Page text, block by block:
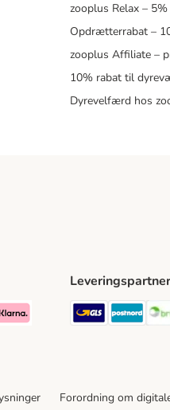
zooplus Relax –
Opdrætterrabat –
zooplus Affiliate –
10% rabat til
Dyrevelfærd hos
MethodMethod
Payment Method
GLS
Forordning om